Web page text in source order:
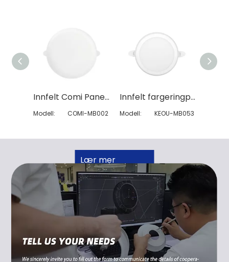
Lær mer
Innfelt Comi Panel Light
Modell: COMI-MB002
Innfelt fargeringpanellys
Modell: KEOU-MB053